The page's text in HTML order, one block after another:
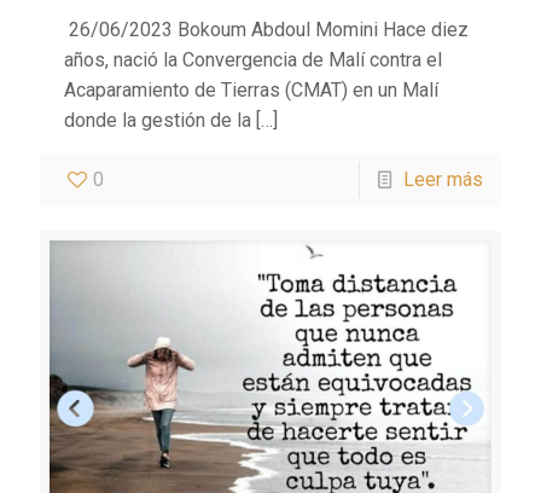
26/06/2023 Bokoum Abdoul Momini Hace diez
años, nació la Convergencia de Malí contra el
Acaparamiento de Tierras (CMAT) en un Malí
donde la gestión de la […]
0 Leer más